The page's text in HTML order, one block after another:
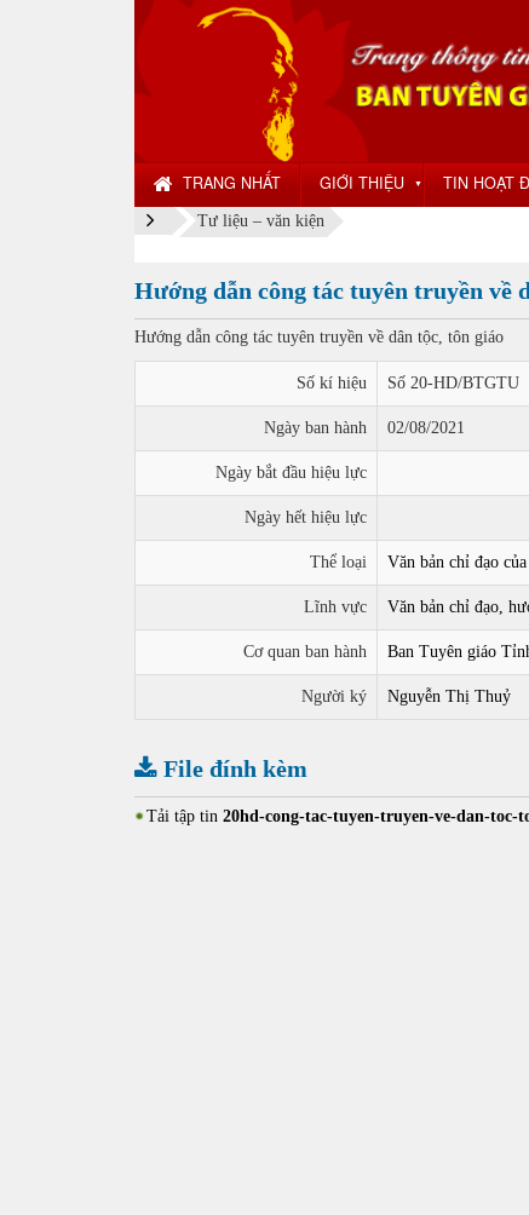
TRANG NHẤT GIỚI THIỆU ▼ TIN HOẠT
Tư liệu – văn kiện
Hướng dẫn công tác tuyên truyền về
Hướng dẫn công tác tuyên truyền về dân tộc, tôn giáo
Số kí hiệu Số 20-HD/BTGTU
Ngày ban hành 02/08/2021
Ngày bắt đầu hiệu lực
Ngày hết hiệu lực
Thể loại Văn bản chỉ đạo
Lĩnh vực Văn bản chỉ đạo,
Cơ quan ban hành Ban Tuyên giáo
Người ký Nguyễn Thị Thuỷ
File đính kèm
Tải tập tin 20hd-cong-tac-tuyen-truyen-ve-dan-toc-